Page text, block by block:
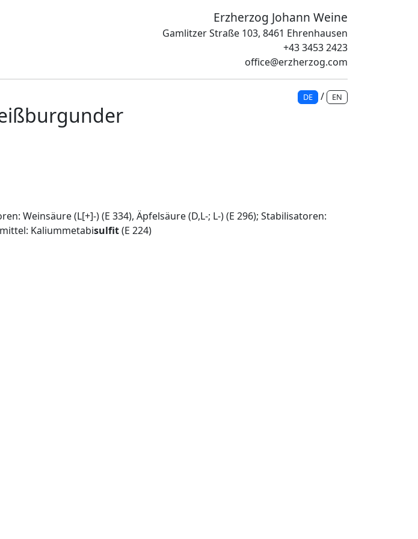
Erzherzog Johann Weine
Gamlitzer Straße 103, 8461 Ehrenhausen
+43 3453 2423
office@erzherzog.com
DE / EN
Weinsäure (L[+]-) (E 334), Äpfelsäure (D,L-; L-) (E 296); Stabilisatoren:
Kaliummetabisulfit(E 224)